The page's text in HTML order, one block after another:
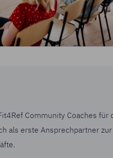
Durch Klick auf „Cookie-
Zukunft widerrufen oder
Community Coaches
als erste Ansprechpartner